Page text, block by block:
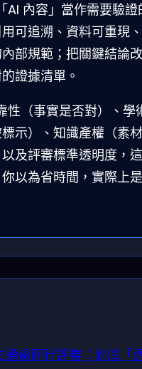
AI 內容」當作需要驗證
可追溯、資料可重現、
部規範；把關鍵結論改
證據清單。
性（事實是否對）、學
示）、知識產權（素
及評審標準透明度，這
以為省時間，實際上是
通過同行評審：到底「